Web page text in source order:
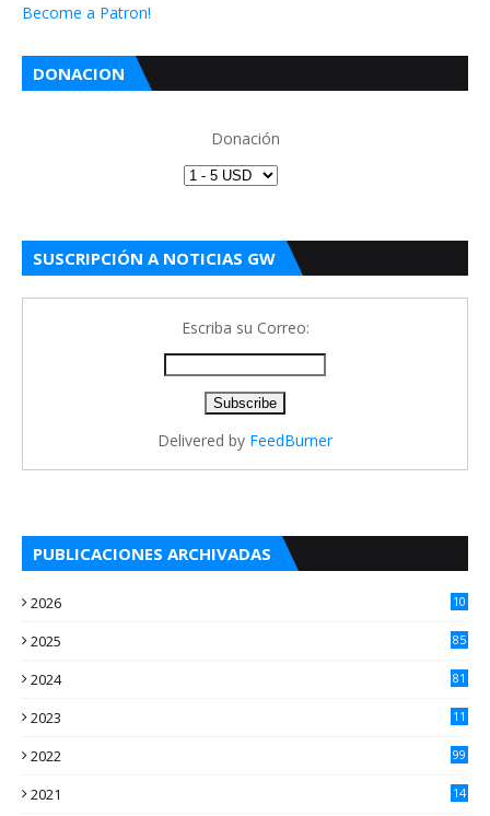
Become a Patron!
DONACION
Donación
SUSCRIPCIÓN A NOTICIAS GW
Escriba su Correo:
Delivered by FeedBurner
PUBLICACIONES ARCHIVADAS
2026
10
2025 85
2024 81
2023
11
2022 99
2021
14